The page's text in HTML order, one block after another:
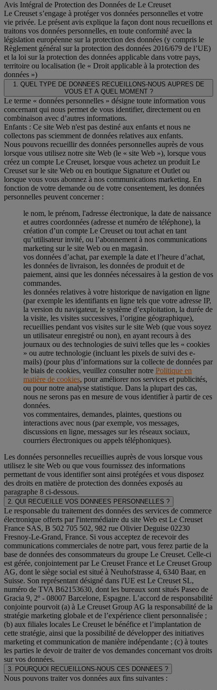
Avis Intégral de Protection des Données de Le Creuset
Le Creuset s’engage à protéger vos données personnelles et votre
vie privée. Le présent avis explique la façon dont nous recueillons et
traitons vos données personnelles, en toute conformité avec la
législation européenne sur la protection des données (y compris le
Règlement général sur la protection des données 2016/679 de l’UE)
et la loi sur la protection des données applicable dans votre pays,
territoire ou localisation (le « Droit applicable à la protection des
données »)
1. QUEL TYPE DE DONNEES RECUEILLONS-NOUS AUPRES DE
VOUS ET A QUEL MOMENT ?
Le terme « données personnelles » désigne toute information vous
concernant qui nous permet de vous identifier, directement ou en
combinaison avec d’autres informations.
Enfants : Ce site Web n'est pas destiné aux enfants et nous ne
collectons pas sciemment de données relatives aux enfants.
Nous pouvons recueillir des données personnelles auprès de vous
lorsque vous utilisez notre site Web (le « site Web »), lorsque vous
créez un compte Le Creuset, lorsque vous achetez un produit Le
Creuset sur le site Web ou en boutique Signature et Outlet ou
lorsque vous vous abonnez à nos communications marketing. En
fonction de votre demande ou de votre consentement, les données
personnelles peuvent concerner :
le nom, le prénom, l'adresse électronique, la date de naissance
et autres coordonnées (adresse et numéro de téléphone), la
création d’un compte Le Creuset ou tout achat en tant
qu’utilisateur invité, ou l’abonnement à nos communications
marketing sur le site Web ou en magasin.
vos données d’achat, par exemple la date et l’heure d’achat,
les données de livraison, les données de produit et de
paiement, ainsi que les données nécessaires à la gestion de vos
commandes.
les données relatives à votre historique de navigation en ligne
(par exemple les identifiants en ligne tels que votre adresse IP,
la version du navigateur, le système d’exploitation, la durée de
la visite, les visites successives, l’origine géographique),
recueillies pendant vos visites sur le site Web (que vous soyez
un utilisateur enregistré ou non), en ayant recours à des
journaux ou des technologies de suivi telles que les « cookies
» ou autre technologie (incluant les pixels de suivi des e-
mails) (pour plus d’informations sur la collecte de données par
le biais de cookies, veuillez consulter notre Politique en
matière de cookies, pour améliorer nos services et publicités,
ou pour notre analyse statistique. Dans la plupart des cas,
nous ne serons pas en mesure de vous identifier à partir de ces
données.
vos commentaires, demandes, plaintes, questions ou
interactions avec nous (par exemple, vos messages,
discussions en ligne, messages sur les réseaux sociaux,
courriers électroniques ou appels téléphoniques).
Les données personnelles recueillies auprès de vous lorsque vous
utilisez le site Web ou que vous fournissez des informations
permettant de vous identifier sont ainsi protégées et vous disposez
des droits en matière de protection des données exposés au
paragraphe 8 ci-dessous.
2. QUI RECUEILLE VOS DONNEES PERSONNELLES ?
Le responsable du traitement des données des services de commerce
électronique offerts par l'intermédiaire du site Web est Le Creuset
France SAS, B 502 705 502, 982 rue Olivier Deguise 02230
Fresnoy-Le-Grand, France. Si vous acceptez de recevoir des
communications commerciales de notre part, vous ferez partie de la
base de données des consommateurs du groupe Le Creuset. Celle-ci
est gérée, conjointement par Le Creuset France et Le Creuset Group
AG, dont le siège social est situé à Neuhofstrasse 4, 6340 Baar, en
Suisse. Son représentant désigné dans l'UE est Le Creuset SL,
numéro de TVA B62153630, dont les bureaux sont situés Paseo de
Gracia 9, 2º - 08007 Barcelone, Espagne. L’accord de responsabilité
conjointe pourvoit (a) à Le Creuset Group AG la responsabilité de la
stratégie marketing globale et de l’expérience client personnalisée ;
(b) aux filiales locales Le Creuset le bénéfice et l’implantation de
cette stratégie, ainsi que la possibilité de développer des initiatives
marketing et communication de manière indépendante ; (c) à toutes
les parties le devoir de traiter de vos demandes concernant vos droits
sur vos données.
3. POURQUOI RECUEILLONS-NOUS CES DONNEES ?
Nous pouvons traiter vos données aux fins suivantes :